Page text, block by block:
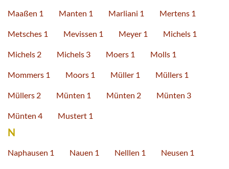
Maaßen 1 Manten 1 Marliani 1 Mertens 1
Metsches 1 Mevissen 1 Meyer 1 Michels 1
Michels 2 Michels 3 Moers 1 Molls 1
Mommers 1 Moors 1 Müller 1 Müllers 1
Müllers 2 Münten 1 Münten 2 Münten 3
Münten 4 Mustert 1
N
Naphausen 1 Nauen 1 Nelllen 1 Neusen 1